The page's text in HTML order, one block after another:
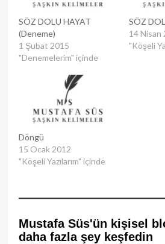
SÖZ DOLU HAYAT
(Deneme)
1 Şubat 2015
"Denemelerim" içinde
SÖZ
14 Nisan
"Köşeli
Döngü
15 Ocak 2012
"Köşeli Yazılarım" içinde
Mustafa Süs'ün kişisel
daha fazla şey keşfedin